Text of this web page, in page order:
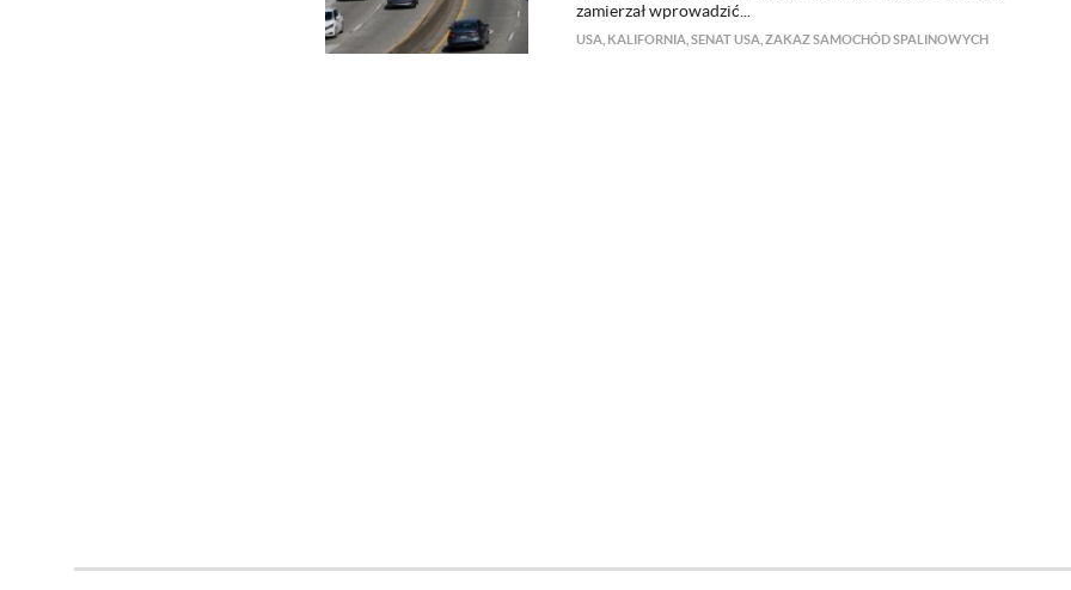
zamierzał wprowadzić...
USA KALIFORNIA SENAT USA ZAKAZ SAMOCHÓD SPALINOWYCH